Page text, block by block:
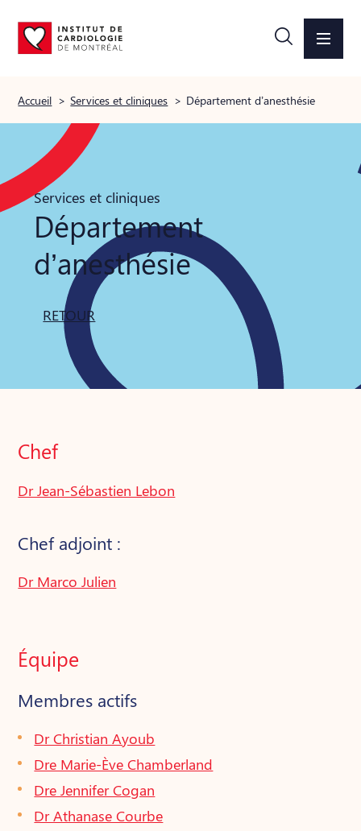
Accueil > Services et cliniques > Département d’anesthésie
Services et cliniques
Département
d’anesthésie
RETOUR
Chef
Dr Jean-Sébastien Lebon
Chef adjoint :
Dr Marco Julien
Équipe
Membres actifs
Dr Christian Ayoub
Dre Marie-Ève Chamberland
Dre Jennifer Cogan
Dr Athanase Courbe